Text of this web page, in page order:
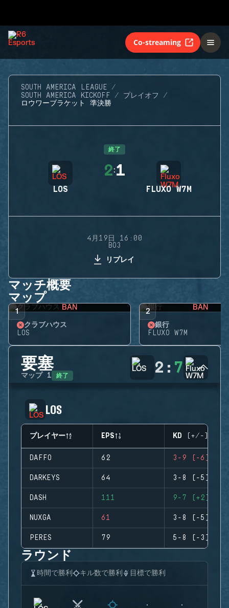
Co-streaming
SOUTH AMERICA LEAGUE
SOUTH AMERICA KICKOFF
プレイオフ
ロウワーブラケット 準決勝
終了
LOS
2:1
FLUXO W7M
4月19日 16:00
BO3
リプレイ
マッチ概要
マップ
1 BAN
クラブハウス
LOS
2 BAN
銀行
FLUXO W7M
要塞
マップ 1 終了 2 : 7
LOS
プレイヤー EPS KD (+/-)
DAFFO 62 3-9 (-6)
DARKEYS 64 3-8 (-5)
DASH 111 9-7 (+2)
NUXGA 61 3-8 (-5)
PERES 79 5-8 (-3)
ラウンド
時間で勝利 キル数で勝利 目標で勝利